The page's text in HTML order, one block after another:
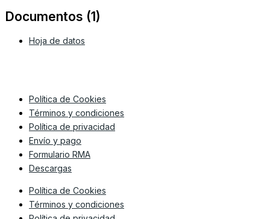
Documentos (1)
Hoja de datos
Política de Cookies
Términos y condiciones
Política de privacidad
Envío y pago
Formulario RMA
Descargas
Política de Cookies
Términos y condiciones